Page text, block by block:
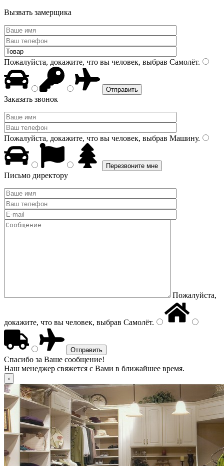
Вызвать замерщика
Пожалуйста, докажите, что вы человек, выбрав Самолёт.
Заказать звонок
Пожалуйста, докажите, что вы человек, выбрав Машину.
Письмо директору
Пожалуйста,
докажите, что вы человек, выбрав Самолёт.
Спасибо за Ваше сообщение!
Наш менеджер свяжется с Вами в ближайшее время.